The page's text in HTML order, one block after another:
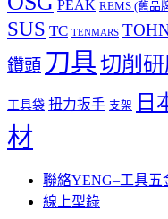
PEAK REMS (舊品
SUS TC TENMARS
鑽頭 刀具切削
工具袋 扭力扳手 支架 日
材
聯絡YENG–工具五
線上型錄